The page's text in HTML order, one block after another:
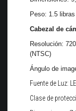
Peso: 1.5 libras
Cabezal de
Resolución:
(NTSC)
Ángulo de
Fuente de Luz:
Clase de